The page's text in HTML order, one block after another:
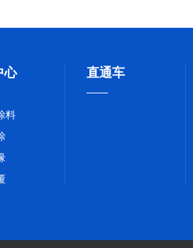
心
料
直通车